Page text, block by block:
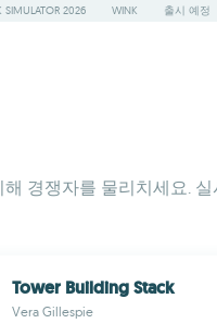
SIMULATOR 2026 WINK 출시 예정
경쟁자를 물리치세요.
Tower Building Stack
Vera Gillespie